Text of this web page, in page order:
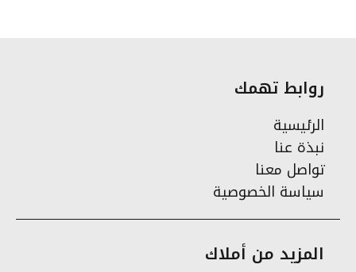
روابط تهمك
الرئيسية
نبذة عنا
تواصل معنا
سياسة الخصوصية
المزيد من أملاك